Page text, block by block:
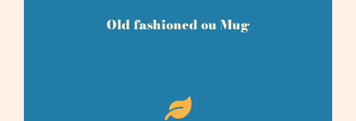
Old fashioned ou Mug